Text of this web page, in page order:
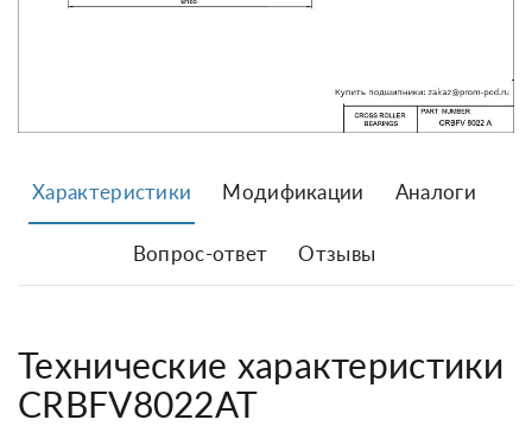
Характеристики Модификации Аналоги
Вопрос-ответ Отзывы
Технические характеристики
CRBFV8022AT